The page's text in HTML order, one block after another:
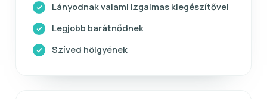
Lányodnak valami izgalmas kiegészítővel
Legjobb barátnődnek
Szíved hölgyének